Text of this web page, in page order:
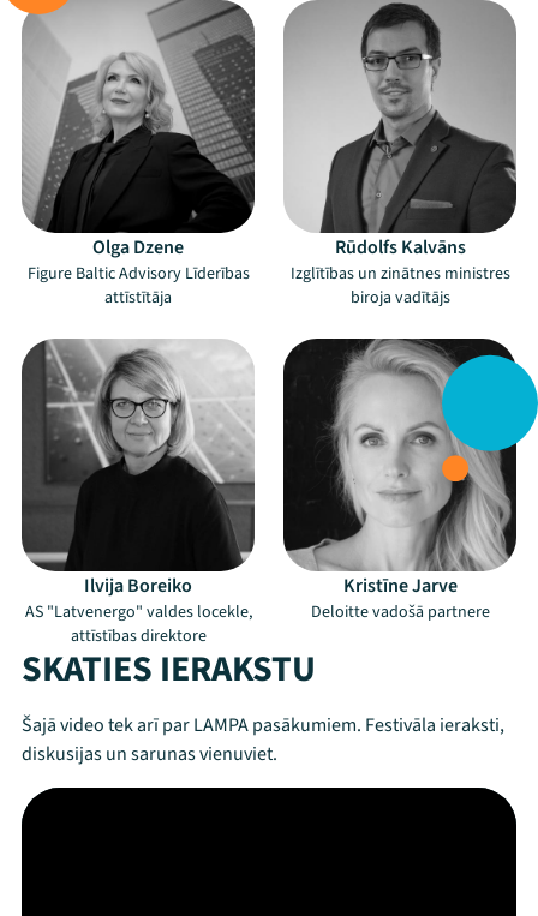
Olga Dzene
Figure Baltic Advisory Līderības
attīstītāja
Rūdolfs Kalvāns
Izglītības un zinātnes ministres
biroja vadītājs
Ilvija Boreiko
AS "Latvenergo" valdes locekle,
attīstības direktore
Kristīne Jarve
Deloitte vadošā partnere
SKATIES IERAKSTU
Šajā video tek arī par LAMPA pasākumiem. Festivāla ieraksti,
diskusijas un sarunas vienuviet.